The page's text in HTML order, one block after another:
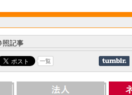
照記事
一覧